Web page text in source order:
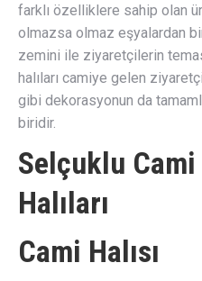
farklı özelliklere sahip olan
olmazsa olmaz eşyalardan
zemini ile ziyaretçilerin
halıları camiye gelen
gibi dekorasyonun da
biridir.
Selçuklu Cami
Halıları
Cami Halısı